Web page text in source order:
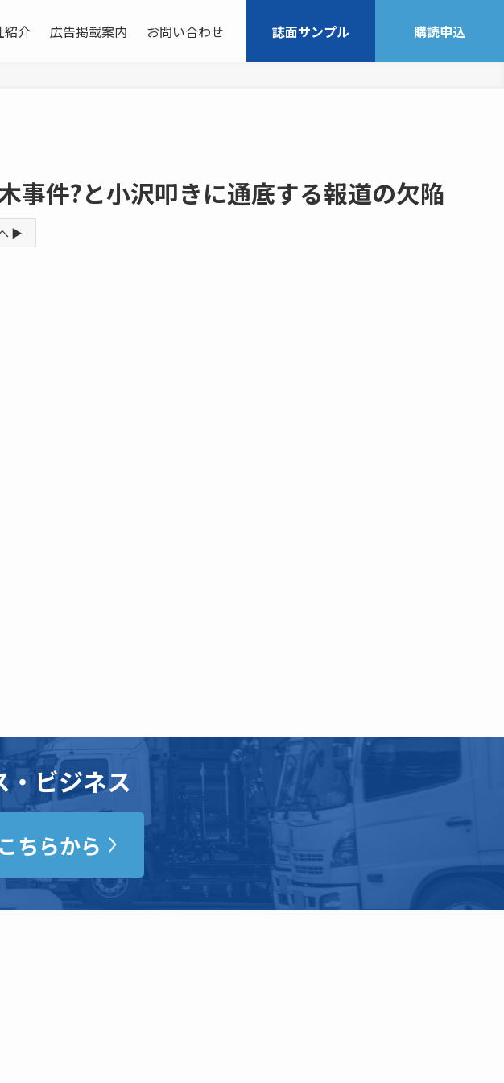
紹介 広告掲載案内 お問い合わせ 誌面サンプル 購読申込
事件?と小沢叩きに通底する報道の欠陥
▶
・ビジネス
ちらから